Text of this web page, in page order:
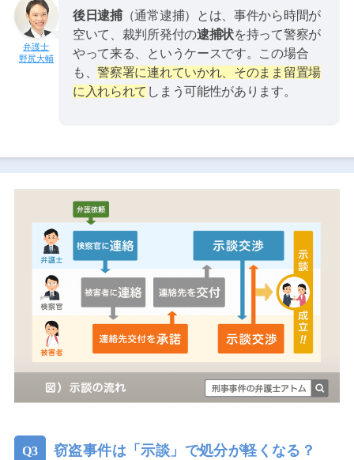
野尻大輔
後日逮捕（通常逮捕）とは、事件から時間が
空いて、裁判所発付の逮捕状を持って警察が
やって来る、というケースです。この場合
も、警察署に連れていかれ、そのまま留置場
に入れられて しまう可能性があります。
窃盗事件は「示談」で処分が軽くなる？